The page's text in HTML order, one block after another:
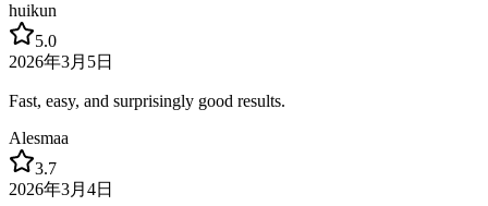
huikun
5.0
2026年3月5日
Fast, easy, and surprisingly good results.
Alesmaa
3.7
2026年3月4日